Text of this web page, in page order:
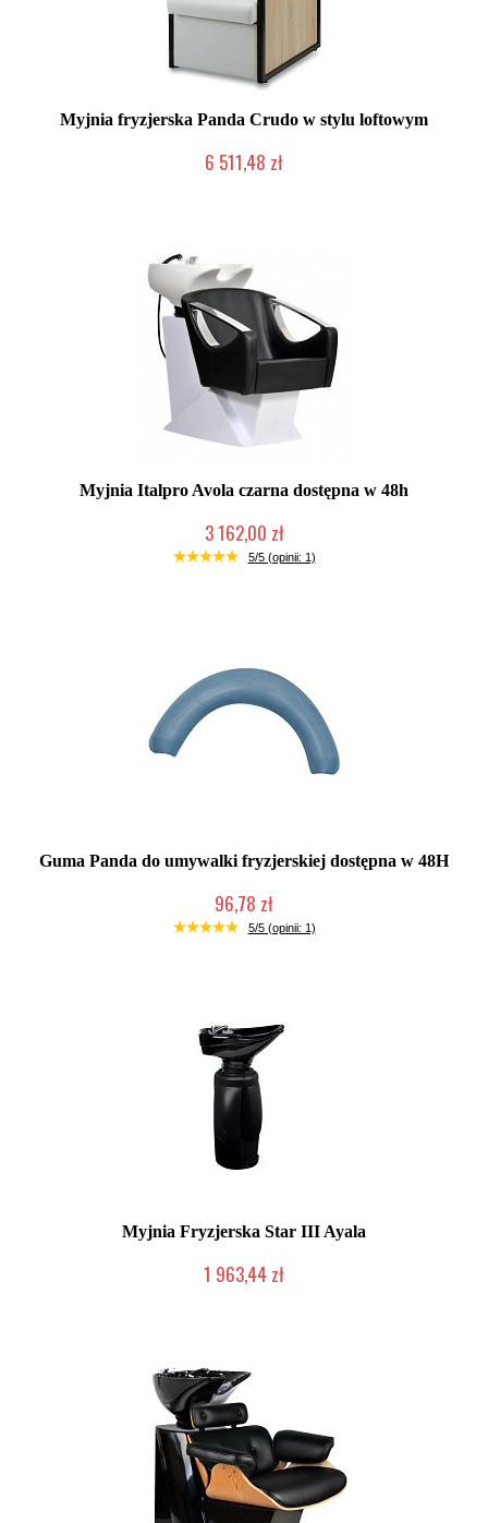
Myjnia fryzjerska Panda Crudo w stylu loftowym
6 511,48 zł
Myjnia Italpro Avola czarna dostępna w 48h
3 162,00 zł
Produkt wycofany
5/5 (opinii: 1)
Guma Panda do umywalki fryzjerskiej dostępna w 48H
96,78 zł
Chwilowo niedostępny
5/5 (opinii: 1)
Myjnia Fryzjerska Star III Ayala
1 963,44 zł